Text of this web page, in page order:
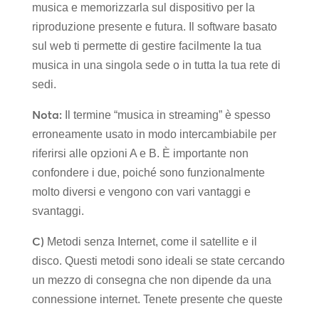
musica e memorizzarla sul dispositivo per la
riproduzione presente e futura. Il software basato
sul web ti permette di gestire facilmente la tua
musica in una singola sede o in tutta la tua rete di
sedi.
Nota:Il termine “musica in streaming” è spesso
erroneamente usato in modo intercambiabile per
riferirsi alle opzioni A e B. È importante non
confondere i due, poiché sono funzionalmente
molto diversi e vengono con vari vantaggi e
svantaggi.
C) Metodi senza Internet, come il satellite e il
disco. Questi metodi sono ideali se state cercando
un mezzo di consegna che non dipende da una
connessione internet. Tenete presente che queste